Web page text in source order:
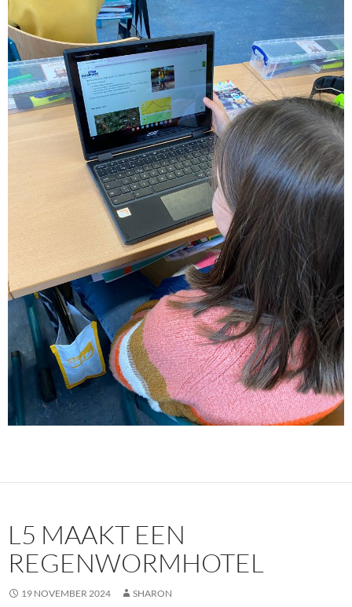
L5 MAAKT EEN
REGENWORMHOTEL
19 NOVEMBER 2024 SHARON